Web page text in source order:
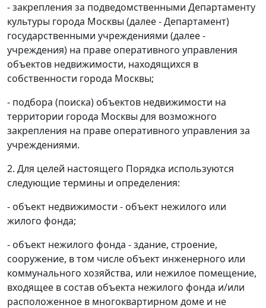
- закрепления за подведомственными Департаменту
культуры города Москвы (далее - Департамент)
государственными учреждениями (далее -
учреждения) на праве оперативного управления
объектов недвижимости, находящихся в
собственности города Москвы;
- подбора (поиска) объектов недвижимости на
территории города Москвы для возможного
закрепления на праве оперативного управления за
учреждениями.
2. Для целей настоящего Порядка используются
следующие термины и определения:
- объект недвижимости - объект нежилого или
жилого фонда;
- объект нежилого фонда - здание, строение,
сооружение, в том числе объект инженерного или
коммунального хозяйства, или нежилое помещение,
входящее в состав объекта нежилого фонда и/или
расположенное в многоквартирном доме и не